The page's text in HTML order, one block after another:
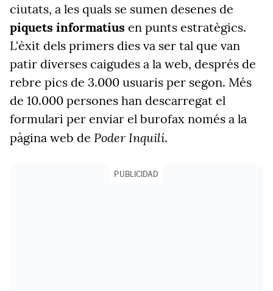
ciutats, a les quals se sumen desenes de
piquets informatius en punts estratègics.
L'èxit dels primers dies va ser tal que van
patir diverses caigudes a la web, després de
rebre pics de 3.000 usuaris per segon. Més
de 10.000 persones han descarregat el
formulari per enviar el burofax només a la
pàgina web de Poder Inquilí.
PUBLICIDAD